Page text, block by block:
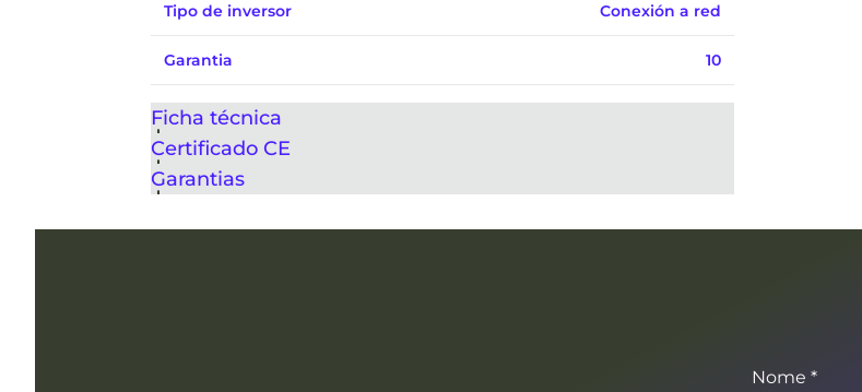
Tipo de inversor Conexión a red
Garantia 10
Ficha técnica
Certificado CE
Garantias